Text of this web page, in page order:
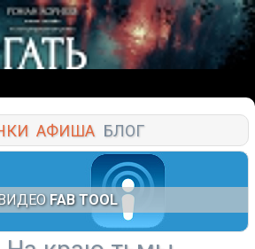
АФИША БЛОГ
FAB TOOL